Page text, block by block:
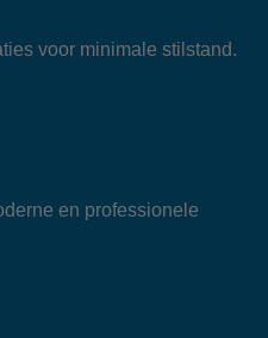
voor minimale stilstand.
en professionele